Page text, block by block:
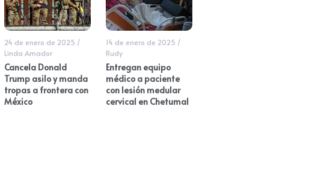
24 de enero de 2025 /
Linda Amador
Cancela Donald
Trump asilo y manda
tropas a frontera con
México
14 de enero de 2025 /
Rudy
Entregan equipo
médico a paciente
con lesión medular
cervical en Chetumal